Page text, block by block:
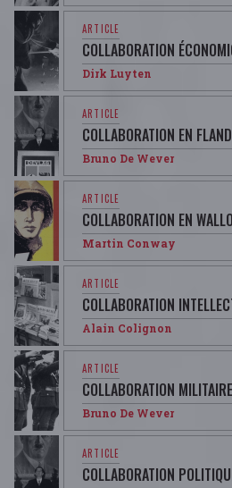
COLLABORATION
Dirk Luyten
COLLABORATION EN
Bruno De Wever
COLLABORATION EN
Martin Conway
COLLABORATION
Alain Colignon
COLLABORATION MILITAIRE
Bruno De Wever
COLLABORATION